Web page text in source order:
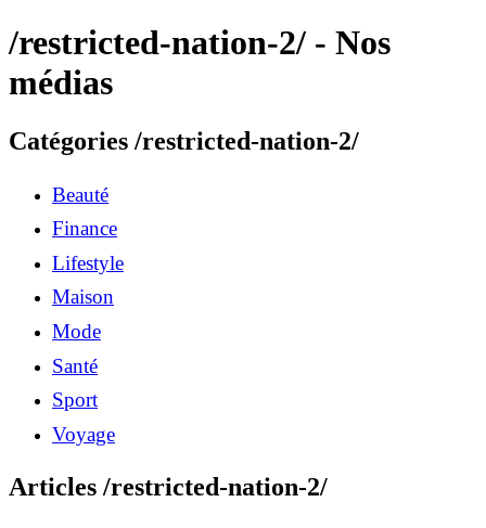
/restricted-nation-2/ - Nos
médias
Catégories /restricted-nation-2/
Beauté
Finance
Lifestyle
Maison
Mode
Santé
Sport
Voyage
Articles /restricted-nation-2/